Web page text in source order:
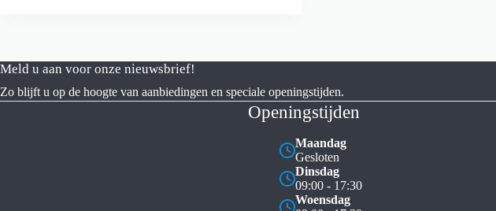
Meld u aan voor onze nieuwsbrief!
Zo blijft u op de hoogte van aanbiedingen en speciale openingstijden.
Openingstijden
Maandag
Gesloten
Dinsdag
09:00 - 17:30
Woensdag